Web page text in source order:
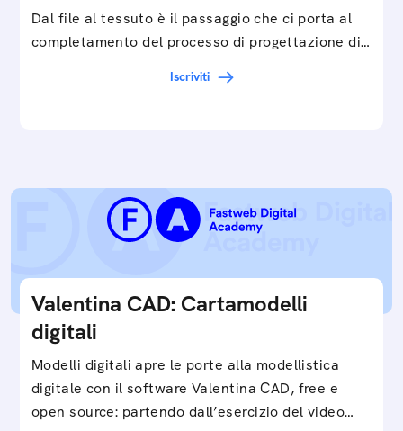
Dal file al tessuto è il passaggio che ci porta al
completamento del processo di progettazione di
Iscriviti
Valentina CAD: Cartamodelli
digitali
Modelli digitali apre le porte alla modellistica
digitale con il software Valentina CAD, free e
open source: partendo dall’esercizio del video…